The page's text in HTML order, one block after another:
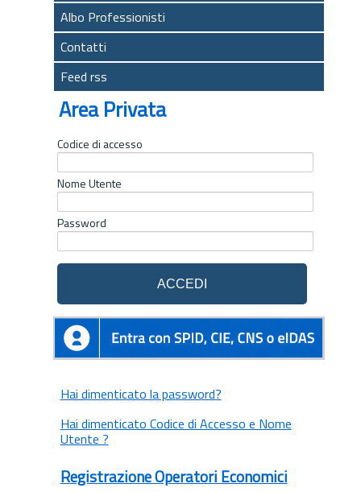
Albo Professionisti
Contatti
Feed rss
Area Privata
Codice di accesso
Nome Utente
Password
Hai dimenticato la password?
Hai dimenticato Codice di Accesso e Nome
Utente ?
Registrazione Operatori Economici